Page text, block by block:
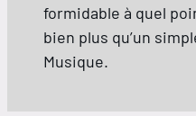
formidable à quel
bien plus qu’un
Musique.